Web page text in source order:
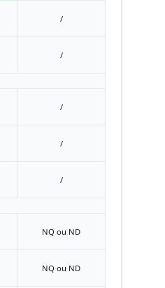
/
/
/
/
/
NQ ou ND
NQ ou ND